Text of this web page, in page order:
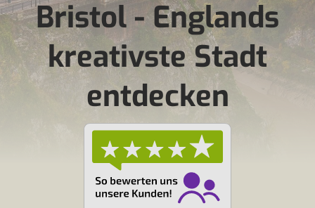
Bristol - Englands
kreativste Stadt
entdecken